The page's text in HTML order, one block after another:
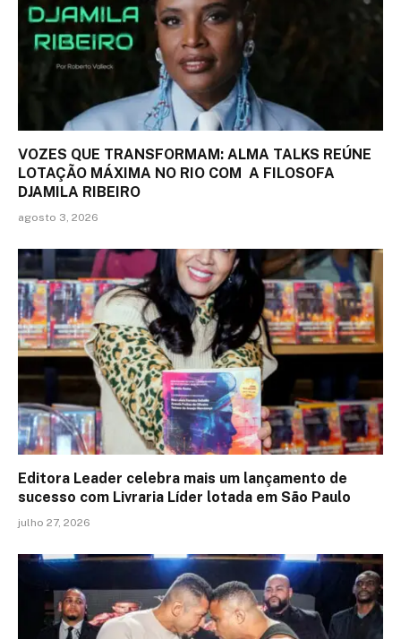
VOZES QUE TRANSFORMAM: ALMA TALKS REÚNE
LOTAÇÃO MÁXIMA NO RIO COM A FILOSOFA
DJAMILA RIBEIRO
agosto 3, 2026
Editora Leader celebra mais um lançamento de
sucesso com Livraria Líder lotada em São Paulo
julho 27, 2026